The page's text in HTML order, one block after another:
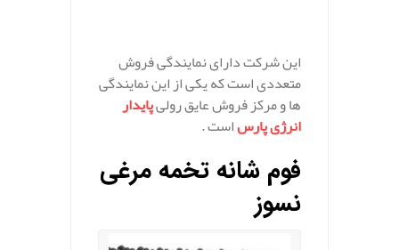
این شرکت دارای نمایندگی فروش
متعددی است که یکی از این نمایندگی
ها و مرکز فروش عایق رولیپایدار
انرژی پارساست .
فوم شانه تخمه مرغی
نسوز